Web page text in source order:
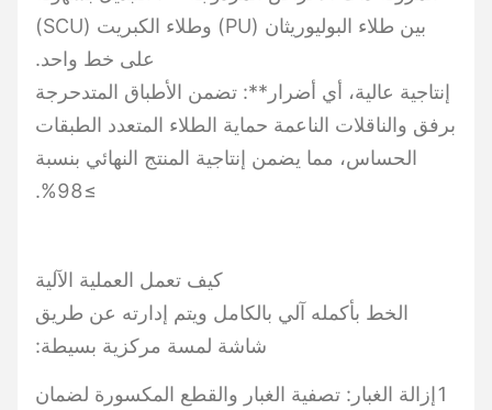
بين طلاء البوليوريثان (PU) وطلاء الكبريت (SCU)
على خط واحد.
إنتاجية عالية، أي أضرار**: تضمن الأطباق المتدحرجة
برفق والناقلات الناعمة حماية الطلاء المتعدد الطبقات
الحساس، مما يضمن إنتاجية المنتج النهائي بنسبة
كيف تعمل العملية الآلية
الخط بأكمله آلي بالكامل ويتم إدارته عن طريق
شاشة لمسة مركزية بسيطة:
1إزالة الغبار: تصفية الغبار والقطع المكسورة لضمان